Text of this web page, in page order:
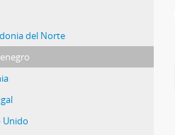
del Norte
Unido